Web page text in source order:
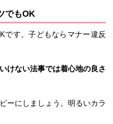
でもOK
です。子どもならマナー違反
けない法事では着心地の良さ
ーにしましょう。明るいカラ